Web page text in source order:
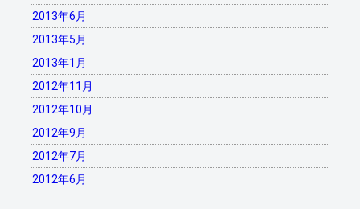
2013年6月
2013年5月
2013年1月
2012年11月
2012年10月
2012年9月
2012年7月
2012年6月